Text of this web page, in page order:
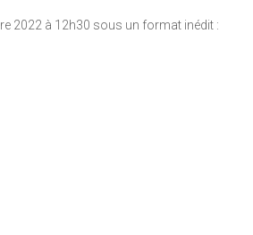
2022 à 12h30 sous un format inédit :